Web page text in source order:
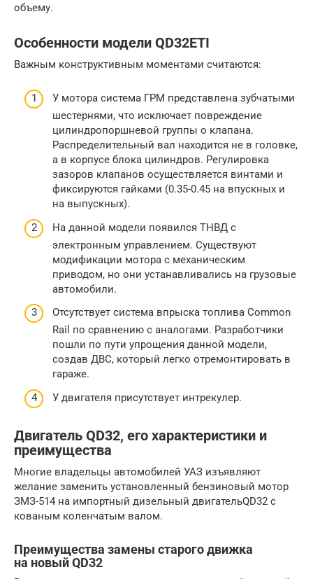
объему.
Особенности модели QD32ETI
Важным конструктивным моментами считаются:
У мотора система ГРМ представлена зубчатыми
шестернями, что исключает повреждение
цилиндропоршневой группы о клапана.
Распределительный вал находится не в головке,
а в корпусе блока цилиндров. Регулировка
зазоров клапанов осуществляется винтами и
фиксируются гайками (0.35-0.45 на впускных и
на выпускных).
На данной модели появился ТНВД с
электронным управлением. Существуют
модификации мотора с механическим
приводом, но они устанавливались на грузовые
автомобили.
Отсутствует система впрыска топлива Common
Rail по сравнению с аналогами. Разработчики
пошли по пути упрощения данной модели,
создав ДВС, который легко отремонтировать в
гараже.
У двигателя присутствует интрекулер.
Двигатель QD32, его характеристики и
преимущества
Многие владельцы автомобилей УАЗ изъявляют
желание заменить установленный бензиновый мотор
ЗМЗ-514 на импортный дизельный двигательQD32 с
кованым коленчатым валом.
Преимущества замены старого движка
на новый QD32